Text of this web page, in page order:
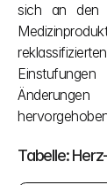
sich an den
Tabelle: